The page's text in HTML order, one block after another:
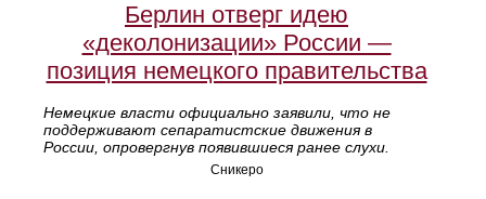
Берлин отверг идею
«деколонизации» России —
позиция немецкого правительства
Немецкие власти официально заявили, что не
поддерживают сепаратистские движения в
России, опровергнув появившиеся ранее слухи.
Сникеро